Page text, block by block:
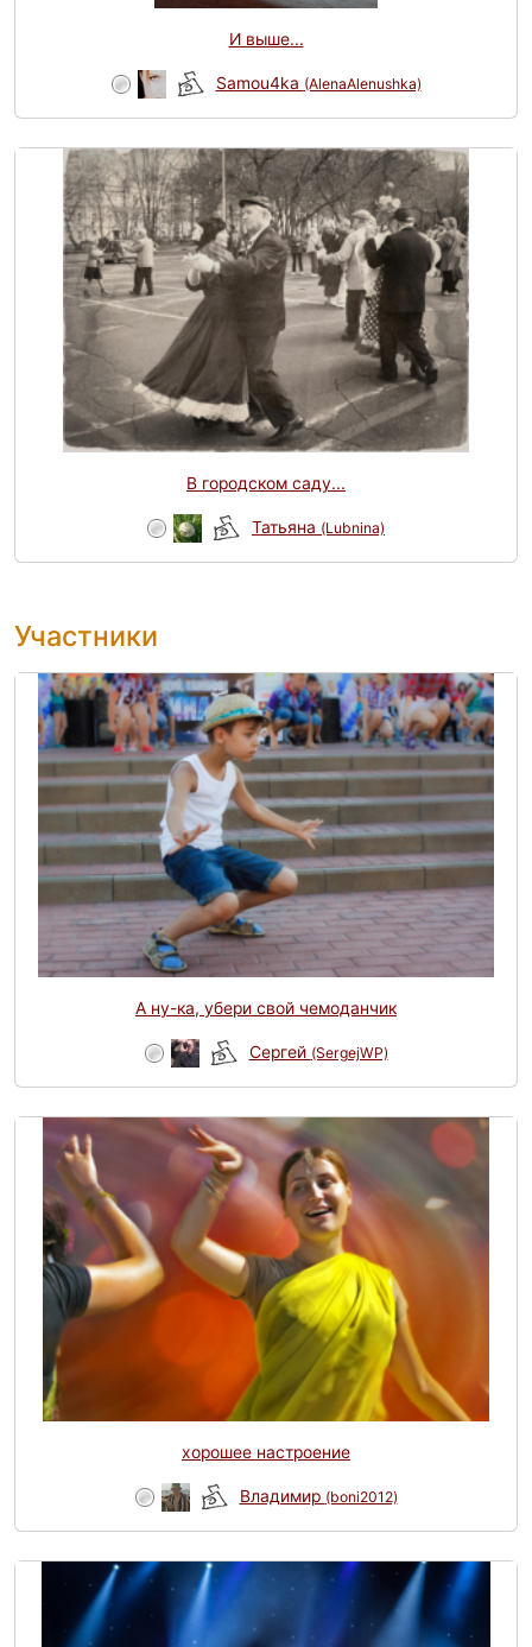
И выше...
Samou4ka (AlenaAlenushka)
В городском саду...
Татьяна (Lubnina)
Участники
А ну-ка, убери свой чемоданчик
Сергей (SergejWP)
хорошее настроение
Владимир (boni2012)